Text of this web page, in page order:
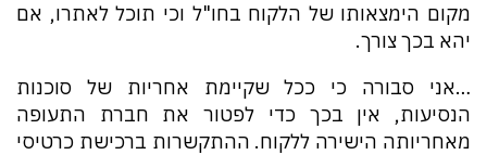
מקום הימצאותו של הלקוח בחו"ל וכי תוכל לאתרו, אם
יהא בכך צורך.
…אני סבורה כי ככל שקיימת אחריות של סוכנות
הנסיעות, אין בכך כדי לפטור את חברת התעופה
מאחריותה הישירה ללקוח. ההתקשרות ברכישת כרטיסי